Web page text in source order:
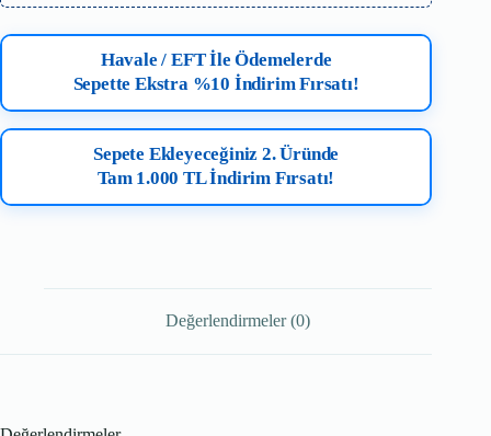
Havale / EFT İle Ödemelerde
Sepette Ekstra %10 İndirim Fırsatı!
Sepete Ekleyeceğiniz 2. Üründe
Tam 1.000 TL İndirim Fırsatı!
Değerlendirmeler (0)